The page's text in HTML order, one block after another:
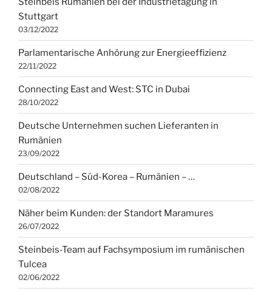
Stuttgart
03/12/2022
Parlamentarische Anhörung zur Energieeffizienz
22/11/2022
Connecting East and West: STC in Dubai
28/10/2022
Deutsche Unternehmen suchen Lieferanten in
Rumänien
23/09/2022
Deutschland – Süd-Korea – Rumänien – …
02/08/2022
Näher beim Kunden: der Standort Maramures
26/07/2022
Steinbeis-Team auf Fachsymposium im rumänischen
Tulcea
02/06/2022